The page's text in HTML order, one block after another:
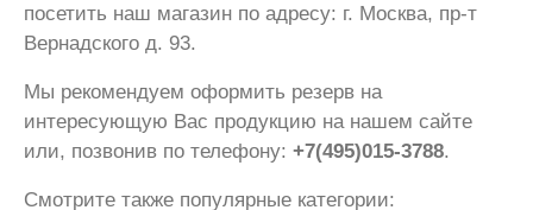
посетить наш магазин по адресу: г. Москва, пр-т
Вернадского д. 93.
Мы рекомендуем оформить резерв на
интересующую Вас продукцию на нашем сайте
или, позвонив по телефону: +7(495)015-3788.
Смотрите также популярные категории: